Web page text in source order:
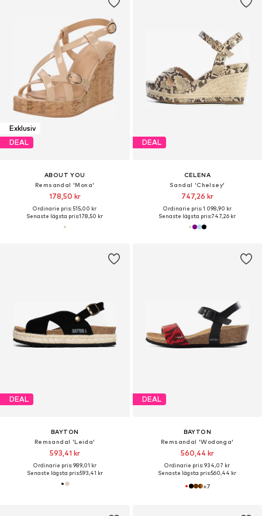
Exklusiv
DEAL
ABOUT YOU
Remsandal 'Mona'
178,50 kr
Ordinarie pris: 515,00 kr
Senaste lägsta pris:178,50 kr
DEAL
CELENA
Sandal 'Chelsey'
747,26 kr
Ordinarie pris: 1 098,90 kr
Senaste lägsta pris:747,26 kr
DEAL
BAYTON
Remsandal 'Leida'
593,41 kr
Ordinarie pris: 989,01 kr
Senaste lägsta pris:593,41 kr
DEAL
BAYTON
Remsandal 'Wodonga'
560,44 kr
Ordinarie pris: 934,07 kr
Senaste lägsta pris:560,44 kr
+7